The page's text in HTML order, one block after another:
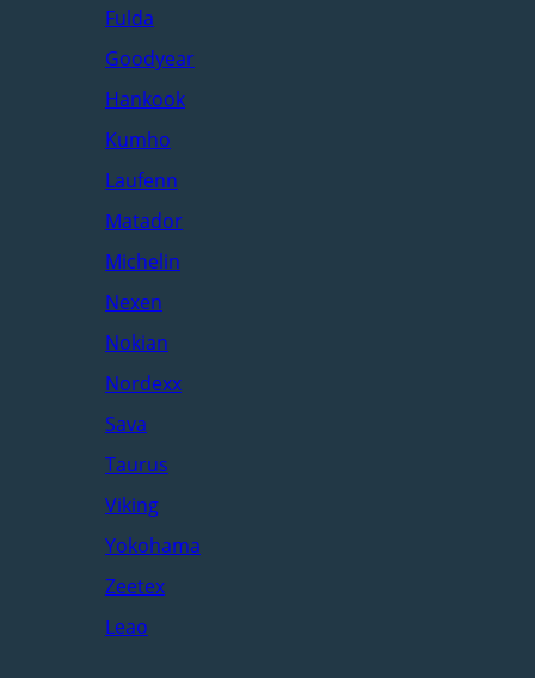
Fulda
Goodyear
Hankook
Kumho
Laufenn
Matador
Michelin
Nexen
Nokian
Nordexx
Sava
Taurus
Viking
Yokohama
Zeetex
Leao